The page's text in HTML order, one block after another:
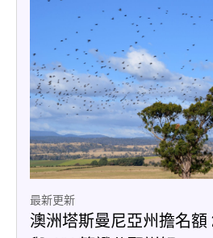
最新更新
澳洲塔斯曼尼亞州擔名